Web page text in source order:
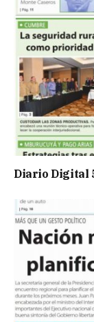
Diario Digital